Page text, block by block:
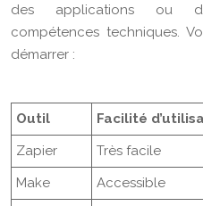
des applications ou
compétences techniques.
démarrer :
Outil Facilité
Zapier
Très facile
Make
Accessible